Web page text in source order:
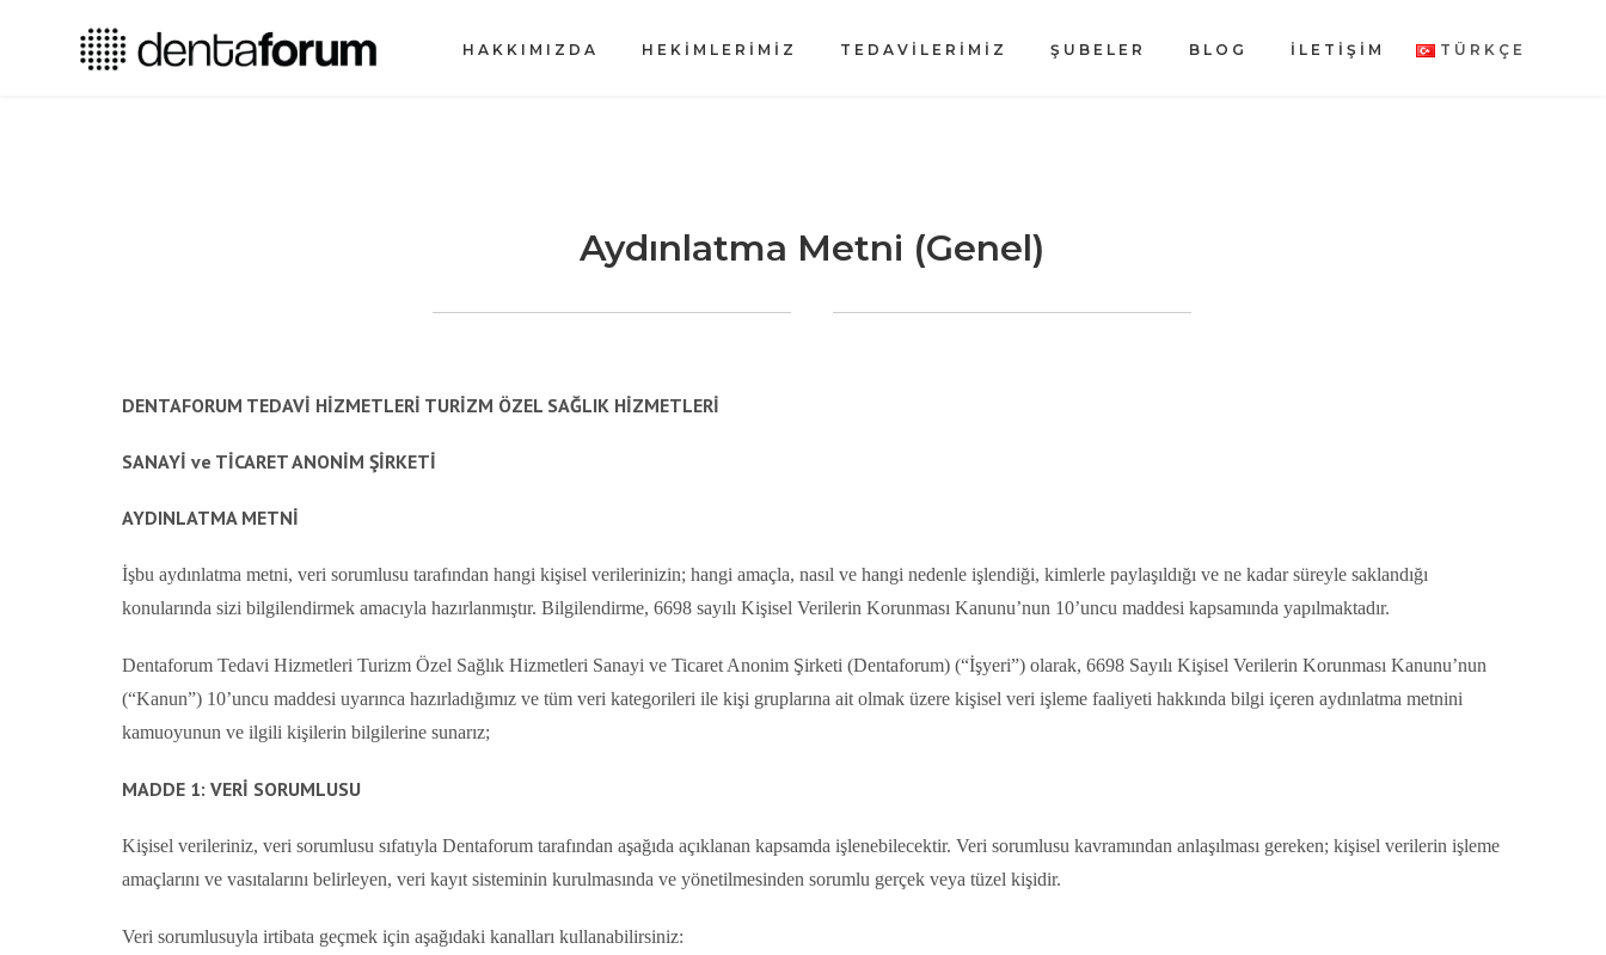
HAKKIMIZDA HEKİMLERİMİZ TEDAVİLERİMİZ ŞUBELER BLOG İLETİŞİM TÜRKÇE
Aydınlatma Metni (Genel)
DENTAFORUM TEDAVİ HİZMETLERİ TURİZM ÖZEL SAĞLIK HİZMETLERİ
SANAYİ ve TİCARET ANONİM ŞİRKETİ
AYDINLATMA METNİ
İşbu aydınlatma metni, veri sorumlusu tarafından hangi kişisel verilerinizin; hangi amaçla, nasıl ve hangi nedenle işlendiği, kimlerle paylaşıldığı ve ne kadar süreyle saklandığı
konularında sizi bilgilendirmek amacıyla hazırlanmıştır. Bilgilendirme, 6698 sayılı Kişisel Verilerin Korunması Kanunu’nun 10’uncu maddesi kapsamında yapılmaktadır.
Dentaforum Tedavi Hizmetleri Turizm Özel Sağlık Hizmetleri Sanayi ve Ticaret Anonim Şirketi (Dentaforum) (“İşyeri”) olarak, 6698 Sayılı Kişisel Verilerin Korunması Kanunu’nun
(“Kanun”) 10’uncu maddesi uyarınca hazırladığımız ve tüm veri kategorileri ile kişi gruplarına ait olmak üzere kişisel veri işleme faaliyeti hakkında bilgi içeren aydınlatma metnini
kamuoyunun ve ilgili kişilerin bilgilerine sunarız;
MADDE 1: VERİ SORUMLUSU
Kişisel verileriniz, veri sorumlusu sıfatıyla Dentaforum tarafından aşağıda açıklanan kapsamda işlenebilecektir. Veri sorumlusu kavramından anlaşılması gereken; kişisel verilerin işleme
amaçlarını ve vasıtalarını belirleyen, veri kayıt sisteminin kurulmasında ve yönetilmesinden sorumlu gerçek veya tüzel kişidir.
Veri sorumlusuyla irtibata geçmek için aşağıdaki kanalları kullanabilirsiniz: